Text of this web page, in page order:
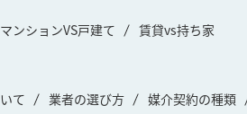
マンションVS戸建て 賃貸vs持ち家
て 業者の選び方 媒介契約の種類